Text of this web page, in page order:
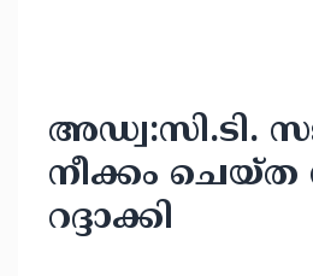
അഡ്വ:സി.ടി.
നീക്കം ചെയ്ത
റദ്ദാക്കി